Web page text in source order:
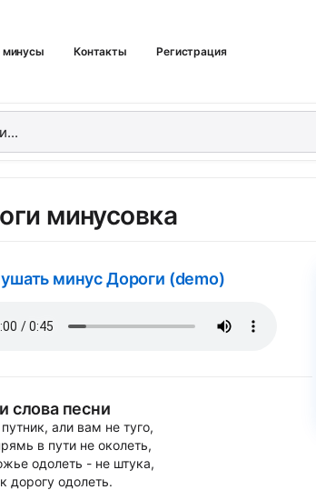
минусы Контакты Регистрация
минусовка
минус Дороги (demo)
слова песни
али вам не туго,
в пути не околеть,
одолеть - не штука,
дорогу одолеть.